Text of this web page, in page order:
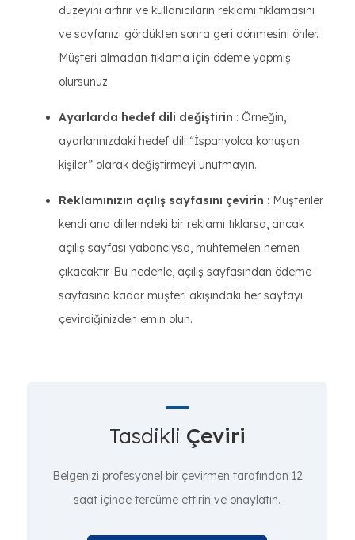
düzeyini artırır ve kullanıcıların reklamı tıklamasını
ve sayfanızı gördükten sonra geri dönmesini önler.
Müşteri almadan tıklama için ödeme yapmış
olursunuz.
Ayarlarda hedef dili değiştirin : Örneğin,
ayarlarınızdaki hedef dili “İspanyolca konuşan
kişiler” olarak değiştirmeyi unutmayın.
Reklamınızın açılış sayfasını çevirin : Müşteriler
kendi ana dillerindeki bir reklamı tıklarsa, ancak
açılış sayfası yabancıysa, muhtemelen hemen
çıkacaktır. Bu nedenle, açılış sayfasından ödeme
sayfasına kadar müşteri akışındaki her sayfayı
çevirdiğinizden emin olun.
Tasdikli Çeviri
Belgenizi profesyonel bir çevirmen tarafından 12
saat içinde tercüme ettirin ve onaylatın.